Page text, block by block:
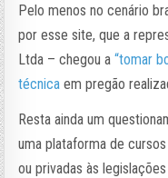
Pelo menos no cenário
por esse site, que a
Ltda – chegou a“tomar
técnicaem pregão
Resta ainda um
uma plataforma de
ou privadas às